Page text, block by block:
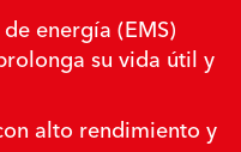
energía (EMS)
su vida útil y
alto rendimiento y